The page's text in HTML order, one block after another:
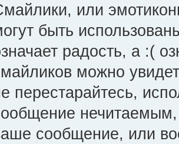
или
быть
радость, а :(
можно
перестарайтесь,
нечитаемым,
сообщение, или